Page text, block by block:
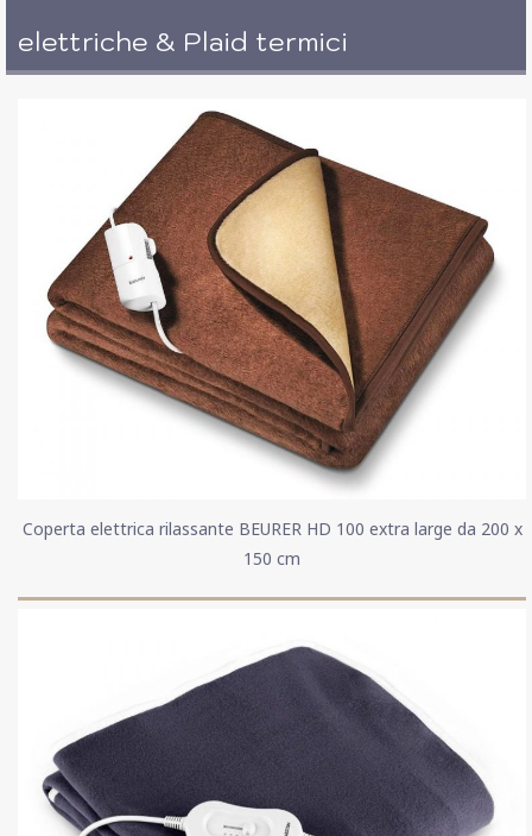
elettriche & Plaid termici
Coperta elettrica rilassante BEURER HD 100 extra large da 200 x
150 cm